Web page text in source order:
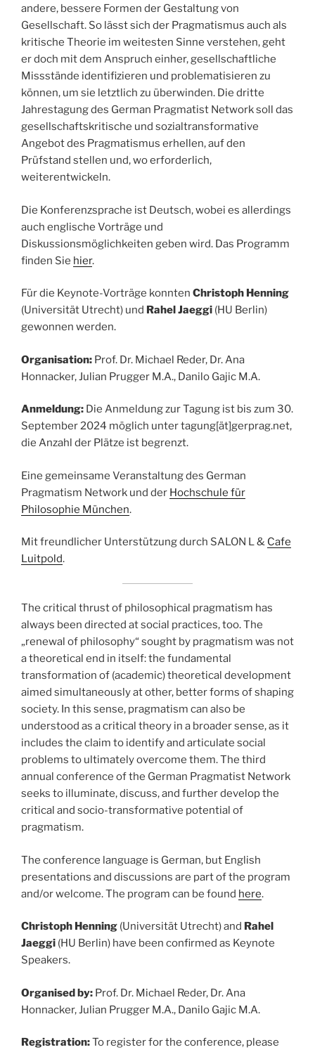
andere, bessere Formen der Gestaltung von
Gesellschaft. So lässt sich der Pragmatismus auch als
kritische Theorie im weitesten Sinne verstehen, geht
er doch mit dem Anspruch einher, gesellschaftliche
Missstände identifizieren und problematisieren zu
können, um sie letztlich zu überwinden. Die dritte
Jahrestagung des German Pragmatist Network soll das
gesellschaftskritische und sozialtransformative
Angebot des Pragmatismus erhellen, auf den
Prüfstand stellen und, wo erforderlich,
weiterentwickeln.
Die Konferenzsprache ist Deutsch, wobei es allerdings
auch englische Vorträge und
Diskussionsmöglichkeiten geben wird. Das Programm
finden Sie hier.
Für die Keynote-Vorträge konnten Christoph Henning
(Universität Utrecht) und Rahel Jaeggi (HU Berlin)
gewonnen werden.
Organisation: Prof. Dr. Michael Reder, Dr. Ana
Honnacker, Julian Prugger M.A., Danilo Gajic M.A.
Anmeldung: Die Anmeldung zur Tagung ist bis zum 30.
September 2024 möglich unter tagung[ät]gerprag.net,
die Anzahl der Plätze ist begrenzt.
Eine gemeinsame Veranstaltung des German
Pragmatism Network und der Hochschule für
Philosophie München.
Mit freundlicher Unterstützung durch SALON L & Cafe
Luitpold.
The critical thrust of philosophical pragmatism has
always been directed at social practices, too. The
„renewal of philosophy“ sought by pragmatism was not
a theoretical end in itself: the fundamental
transformation of (academic) theoretical development
aimed simultaneously at other, better forms of shaping
society. In this sense, pragmatism can also be
understood as a critical theory in a broader sense, as it
includes the claim to identify and articulate social
problems to ultimately overcome them. The third
annual conference of the German Pragmatist Network
seeks to illuminate, discuss, and further develop the
critical and socio-transformative potential of
pragmatism.
The conference language is German, but English
presentations and discussions are part of the program
and/or welcome. The program can be found here.
Christoph Henning (Universität Utrecht) and Rahel
Jaeggi (HU Berlin) have been confirmed as Keynote
Speakers.
Organised by: Prof. Dr. Michael Reder, Dr. Ana
Honnacker, Julian Prugger M.A., Danilo Gajic M.A.
Registration:To register for the conference, please